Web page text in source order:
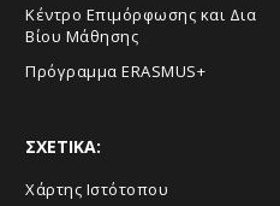
Κέντρο Επιμόρφωσης και Δια
Βίου Μάθησης
Πρόγραμμα ERASMUS+
ΣΧΕΤΙΚΑ:
Xάρτης Ιστότοπου